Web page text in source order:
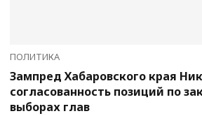
ПОЛИТИКА
Зампред Хабаровского края
согласованность позиций по
выборах глав